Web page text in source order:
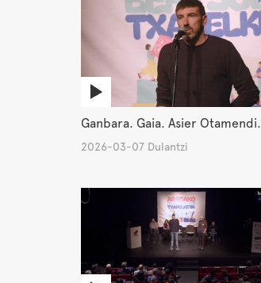
Ganbara. Gaia. Asier Otamendi.
2026-03-07 Dulantzi